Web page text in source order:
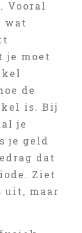
Vooral
wat
je moet
de
is. Bij
je
je geld
dat
Ziet
uit, maar